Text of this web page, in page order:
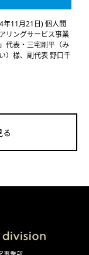
年11月21日) 個人間
リングサービス事業
代表・三宅剛平（み
）様、副代表 野口千
る